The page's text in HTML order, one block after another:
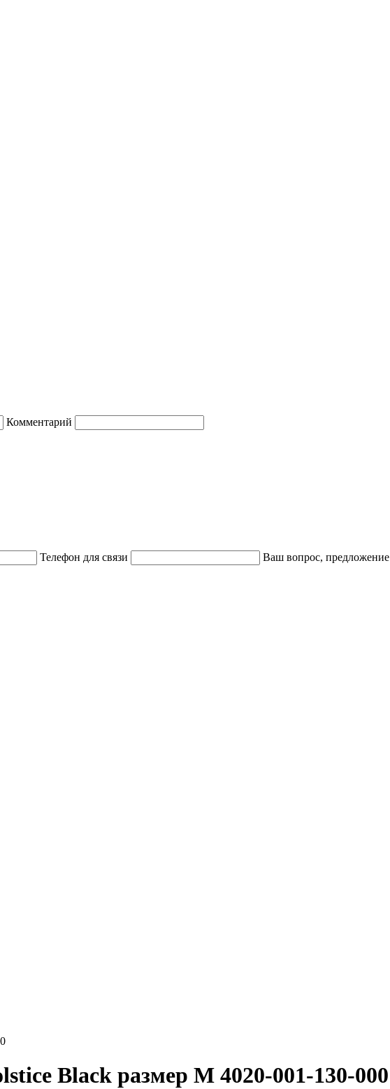
Комментарий
Телефон для связи Ваш вопрос, предложение
Black размер M 4020-001-130-000